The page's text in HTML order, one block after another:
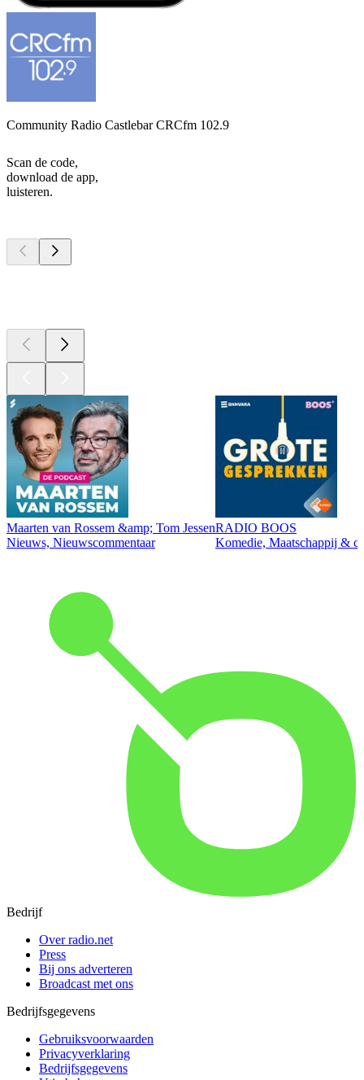
Community Radio Castlebar CRCfm 102.9
Scan de code,
download de app,
luisteren.
Maarten van Rossem &amp; Tom Jessen
Nieuws, Nieuwscommentaar
RADIO BOOS
Komedie, Maatschappij &
Bedrijf
Over radio.net
Press
Bij ons adverteren
Broadcast met ons
Bedrijfsgegevens
Gebruiksvoorwaarden
Privacyverklaring
Bedrijfsgegevens